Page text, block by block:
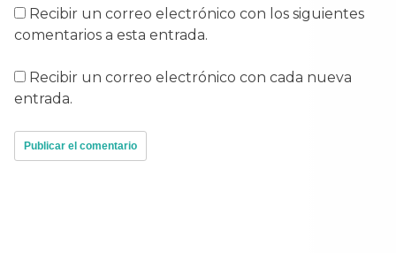
Recibir un correo electrónico con los siguientes
comentarios a esta entrada.
Recibir un correo electrónico con cada nueva
entrada.